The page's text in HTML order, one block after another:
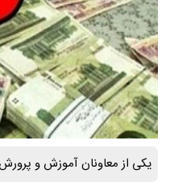
یکی از معاونان آموزش و